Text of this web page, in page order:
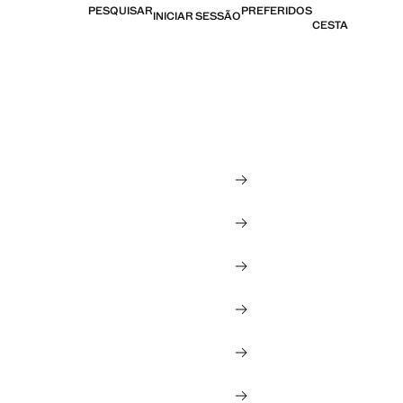
PESQUISARINICIAR SESSÃOPREFERIDOS
CESTA